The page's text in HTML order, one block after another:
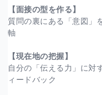
【面接の型を作る】
質問の裏にある「意図」
軸
【現在地の把握】
自分の「伝える力」に対
ィードバック